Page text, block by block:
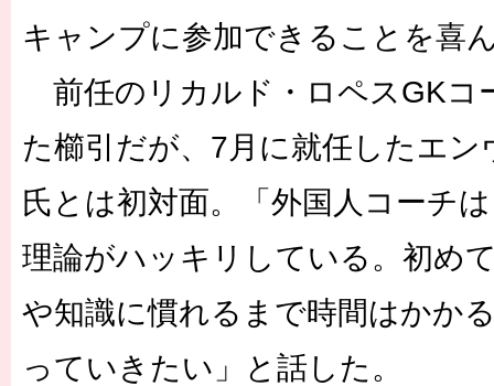
キャンプに参加できることを喜
前任のリカルド・ロペスGKコ
た櫛引だが、7月に就任したエ
氏とは初対面。「外国人コーチ
理論がハッキリしている。初め
や知識に慣れるまで時間はかか
っていきたい」と話した。